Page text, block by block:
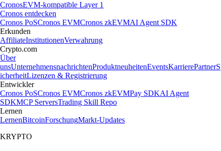
CronosEVM-kompatible Layer 1
Cronos entdecken
Cronos PoSCronos EVMCronos zkEVMAI Agent SDK
Erkunden
AffiliateInstitutionenVerwahrung
Crypto.com
Über
unsUnternehmensnachrichtenProduktneuheitenEventsKarrierePartnerS
icherheitLizenzen & Registrierung
Entwickler
Cronos PoSCronos EVMCronos zkEVMPay SDKAI Agent
SDKMCP ServersTrading Skill Repo
Lernen
LernenBitcoinForschungMarkt-Updates
KRYPTO